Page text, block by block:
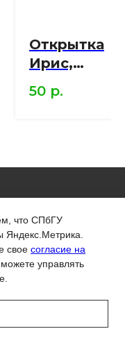
Открытка
Ирис,
50 р.
данных
обработки
д. 7–9
что СПбГУ
Яндекс.Метрика.
свое согласие на
управлять